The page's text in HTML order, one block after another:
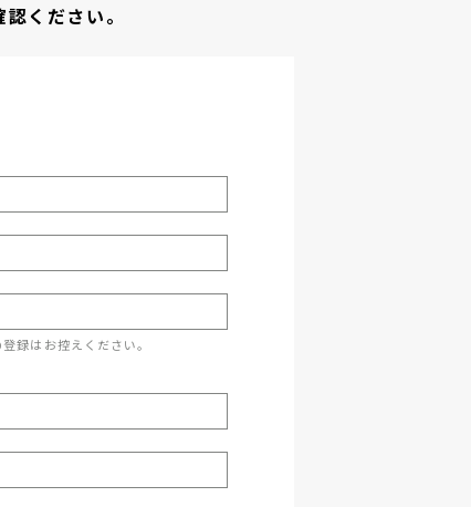
ください。
録はお控えください。